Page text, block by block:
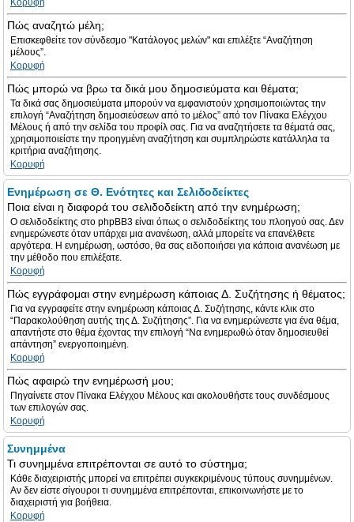
Κορυφή
Πώς αναζητώ μέλη;
Επισκεφθείτε τον σύνδεσμο "Κατάλογος μελών" και επιλέξτε “Αναζήτηση
μέλους”.
Κορυφή
Πώς μπορώ να βρω τα δικά μου δημοσιεύματα και θέματα;
Τα δικά σας δημοσιεύματα μπορούν να εμφανιστούν χρησιμοποιώντας την
επιλογή “Αναζήτηση δημοσιεύσεων από το μέλος” από τον Πίνακα Ελέγχου
Μέλους ή από την σελίδα του προφίλ σας. Για να αναζητήσετε τα θέματά σας,
χρησιμοποιείστε την προηγμένη αναζήτηση και συμπληρώστε κατάλληλα τα
κριτήρια αναζήτησης.
Κορυφή
Ενημέρωση σε Θ. Ενότητες και Σελιδοδείκτες
Ποια είναι η διαφορά του σελιδοδείκτη από την ενημέρωση;
Ο σελιδοδείκτης στο phpBB3 είναι όπως ο σελιδοδείκτης του πλοηγού σας. Δεν
ενημερώνεστε όταν υπάρχει μια ανανέωση, αλλά μπορείτε να επανέλθετε
αργότερα. Η ενημέρωση, ωστόσο, θα σας ειδοποιήσει για κάποια ανανέωση με
την μέθοδο που επιλέξατε.
Κορυφή
Πώς εγγράφομαι στην ενημέρωση κάποιας Δ. Συζήτησης ή θέματος;
Για να εγγραφείτε στην ενημέρωση κάποιας Δ. Συζήτησης, κάντε κλικ στο
“Παρακολούθηση αυτής της Δ. Συζήτησης”. Για να ενημερώνεστε για ένα θέμα,
απαντήστε στο θέμα έχοντας την επιλογή “Να ενημερωθώ όταν δημοσιευθεί
απάντηση” ενεργοποιημένη.
Κορυφή
Πώς αφαιρώ την ενημέρωσή μου;
Πηγαίνετε στον Πίνακα Ελέγχου Μέλους και ακολουθήστε τους συνδέσμους
των επιλογών σας.
Κορυφή
Συνημμένα
Τι συνημμένα επιτρέπονται σε αυτό το σύστημα;
Κάθε διαχειριστής μπορεί να επιτρέπει συγκεκριμένους τύπους συνημμένων.
Αν δεν είστε σίγουροι τι συνημμένα επιτρέπονται, επικοινωνήστε με το
διαχειριστή για βοήθεια.
Κορυφή